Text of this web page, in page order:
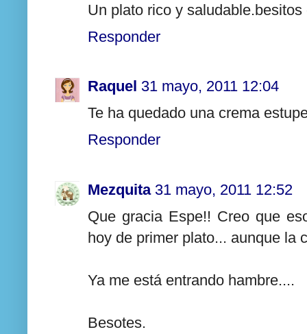
Un plato rico y saludable.besitos
Responder
Raquel 31 mayo, 2011 12:04
Te ha quedado una crema
Responder
Mezquita 31 mayo, 2011 12:52
Que gracia Espe!! Creo que
hoy de primer plato... aunque la
Ya me está entrando hambre....
Besotes.